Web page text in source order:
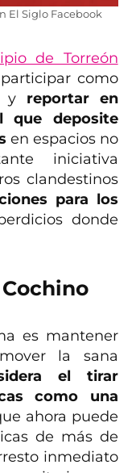
El Siglo Facebook
de Torreón
como
y reportar en
que deposite
en espacios no
iniciativa
clandestinos
para los
donde
es mantener
la sana
el tirar
como una
ahora puede
de más de
inmediato